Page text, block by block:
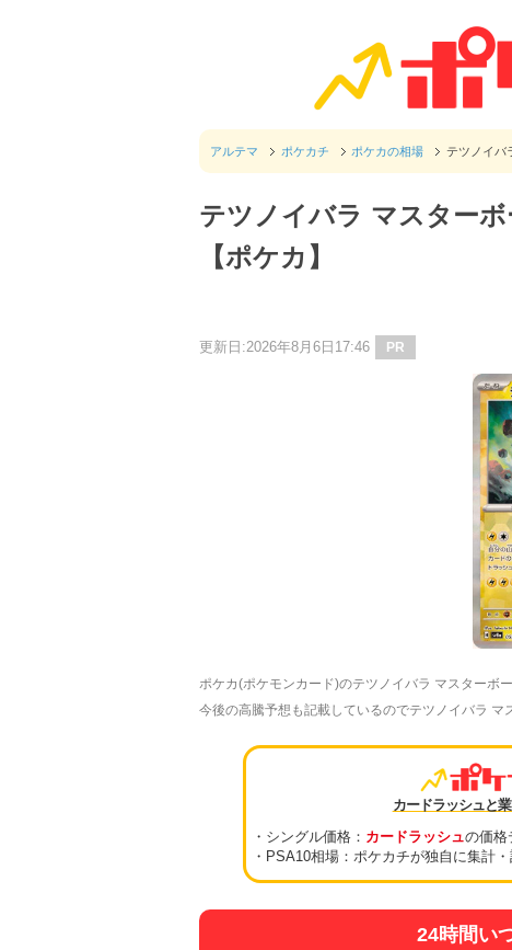
アルテマ ポケカチ ポケカの相場 テツノイバ
テツノイバラ マスター
【ポケカ】
更新日:2026年8月6日17:46 PR
ポケカ(ポケモンカード)のテツノイバラ マスターボ
今後の高騰予想も記載しているのでテツノイバラ マ
カードラッシュと
・シングル価格： カードラッシュの価格
・PSA10相場：ポケカチが独自に集計
24時間い